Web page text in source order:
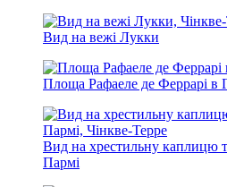
Вид на вежі Лукки
Площа Рафаеле де Феррарі в
Вид на хрестильну каплицю
Пармі